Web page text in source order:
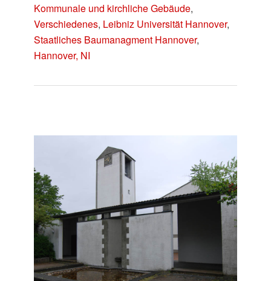
Kommunale und kirchliche Gebäude,
Verschiedenes, Leibniz Universität Hannover,
Staatliches Baumanagment Hannover,
Hannover, NI